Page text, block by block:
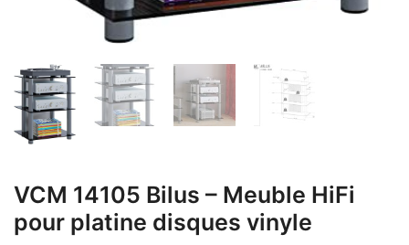
VCM 14105 Bilus – Meuble HiFi
pour platine disques vinyle